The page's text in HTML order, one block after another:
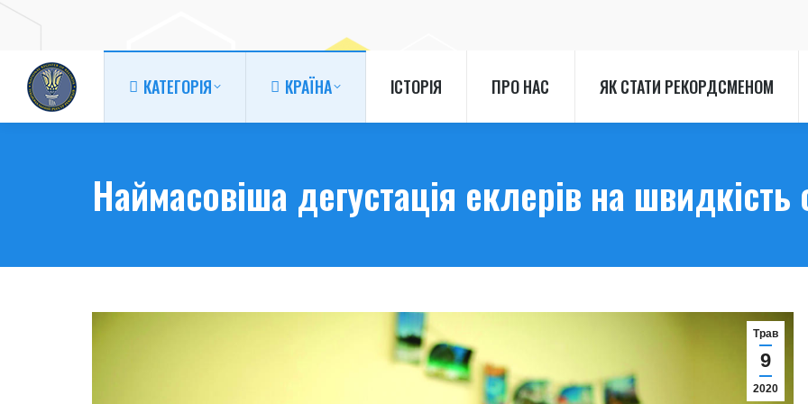
КАТЕГОРІЯ КРАЇНА ІСТОРІЯ ПРО НАС ЯК СТАТИ РЕКОРДСМЕНОМ
Наймасовіша дегустація еклерів на швидкість
Трав
9
2020